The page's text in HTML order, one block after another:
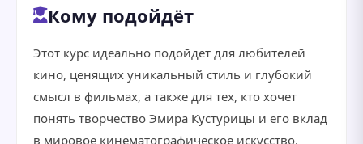
Кому подойдёт
Этот курс идеально подойдет для любителей
кино, ценящих уникальный стиль и глубокий
смысл в фильмах, а также для тех, кто хочет
понять творчество Эмира Кустурицы и его вклад
в мировое кинематографическое искусство.